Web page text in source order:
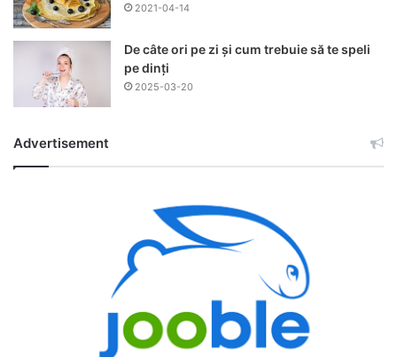
2021-04-14
De câte ori pe zi și cum trebuie să te speli
pe dinți
2025-03-20
Advertisement